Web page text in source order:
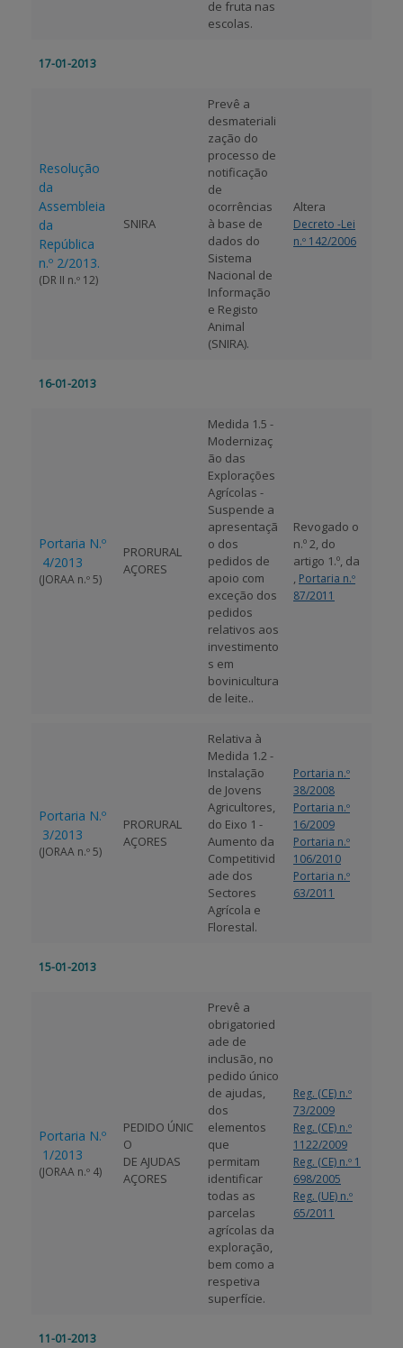
de fruta nas
escolas.
17-01-2013
Resolução
da
Assembleia
da
República
n.º 2/2013.
(DR II n.º 12)
SNIRA
Prevê a
desmateriali
zação do
processo de
notificação
de
ocorrências
à base de
dados do
Sistema
Nacional de
Informação
e Registo
Animal
(SNIRA).
Altera
Decreto -Lei
n.º 142/2006
16-01-2013
Portaria N.º
4/2013
(JORAA n.º 5)
PRORURAL
AÇORES
Medida 1.5 -
Modernizaç
ão das
Explorações
Agrícolas -
Suspende a
apresentaçã
o dos
pedidos de
apoio com
exceção dos
pedidos
relativos aos
investimento
s em
bovinicultura
de leite..
Revogado o
n.º 2, do
artigo 1.º, da
, Portaria n.º
87/2011
Portaria N.º
3/2013
(JORAA n.º 5)
PRORURAL
AÇORES
Relativa à
Medida 1.2 -
Instalação
de Jovens
Agricultores,
do Eixo 1 -
Aumento da
Competitivid
ade dos
Sectores
Agrícola e
Florestal.
Portaria n.º
38/2008
Portaria n.º
16/2009
Portaria n.º
106/2010
Portaria n.º
63/2011
15-01-2013
Portaria N.º
1/2013
(JORAA n.º 4)
PEDIDO ÚNIC
O
DE AJUDAS
AÇORES
Prevê a
obrigatoried
ade de
inclusão, no
pedido único
de ajudas,
dos
elementos
que
permitam
identificar
todas as
parcelas
agrícolas da
exploração,
bem como a
respetiva
superfície.
Reg. (CE) n.º
73/2009
Reg. (CE) n.º
1122/2009
Reg. (CE) n.º 1
698/2005
Reg. (UE) n.º
65/2011
11-01-2013